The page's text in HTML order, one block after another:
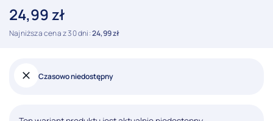
24,99zł
Najniższa cena z 30 dni:24,99zł
Czasowo niedostępny